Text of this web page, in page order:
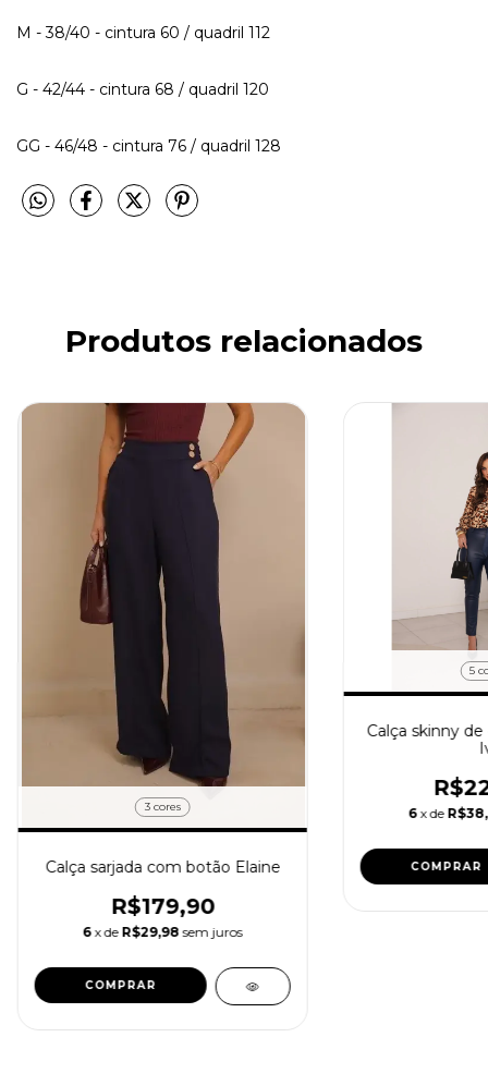
M - 38/40 - cintura 60 / quadril 112
G - 42/44 - cintura 68 / quadril 120
GG - 46/48 - cintura 76 / quadril 128
Produtos relacionados
3 cores
Calça sarjada com botão Elaine
R$179,90
6 x de R$29,98 sem juros
COMPRAR
5
Calça skinny
6 x de
COMPRAR